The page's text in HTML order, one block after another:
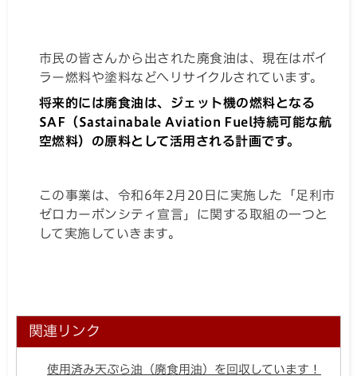
市民の皆さんから出された廃食油は、現在はボイ
ラー燃料や塗料などへリサイクルされています。
将来的には廃食油は、ジェット機の燃料となる
SAF（Sastainabale Aviation Fuel持続可能な航
空燃料）の原料として活用される計画です。
この事業は、令和6年2月20日に実施した「足利市
ゼロカーボンシティ宣言」に関する取組の一つと
して実施していきます。
関連リンク
使用済み天ぷら油（廃食用油）を回収しています！